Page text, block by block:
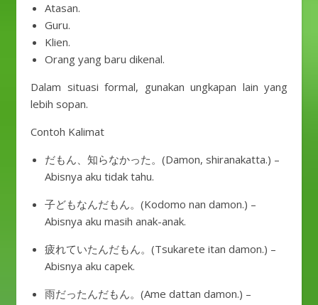
Atasan.
Guru.
Klien.
Orang yang baru dikenal.
Dalam situasi formal, gunakan ungkapan lain yang
lebih sopan.
Contoh Kalimat
だもん、知らなかった。(Damon, shiranakatta.) –
Abisnya aku tidak tahu.
子どもなんだもん。(Kodomo nan damon.) –
Abisnya aku masih anak-anak.
疲れていたんだもん。(Tsukarete itan damon.) –
Abisnya aku capek.
雨だったんだもん。(Ame dattan damon.) –